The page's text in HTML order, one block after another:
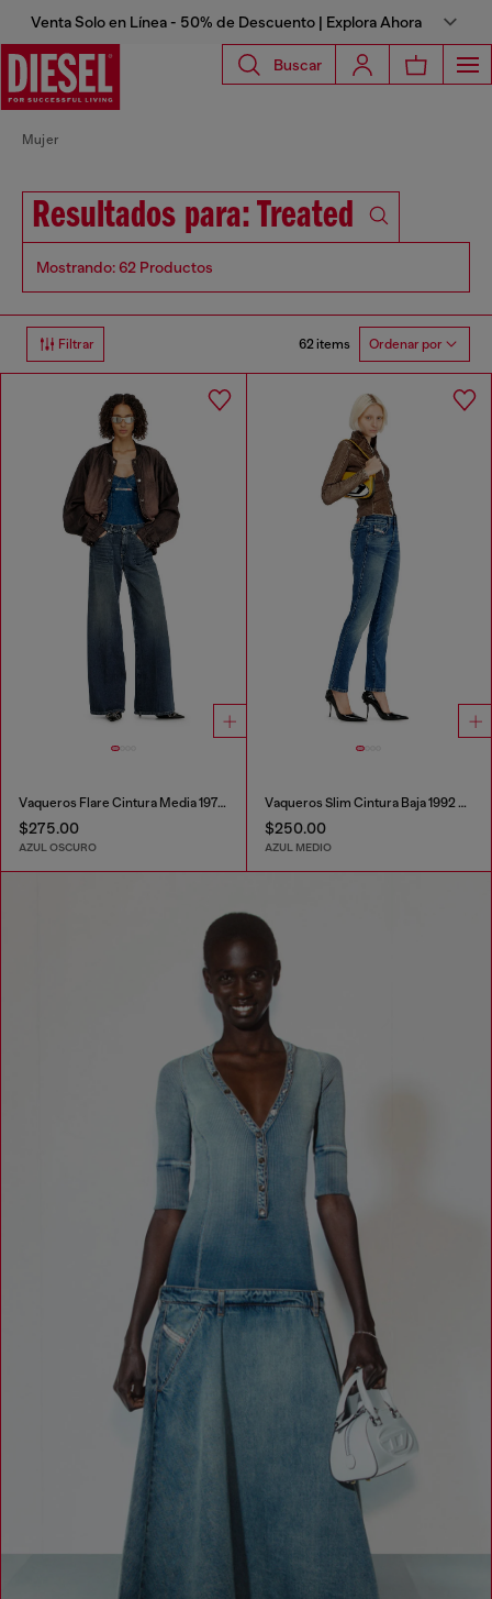
Venta Solo en Línea - 50% de Descuento | Explora Ahora
Buscar
Mujer
Resultados para: Treated
Mostrando: 62 Productos
Filtrar 62 items Ordenar por
Vaqueros Flare Cintura Media 1978 D-Akemi
$275.00
AZUL OSCURO
Vaqueros Slim Cintura Baja 1992 D-Jiann
$250.00
AZUL MEDIO